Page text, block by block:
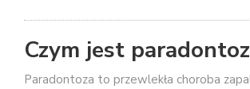
Czym jest
Paradontoza to przewlekła choroba